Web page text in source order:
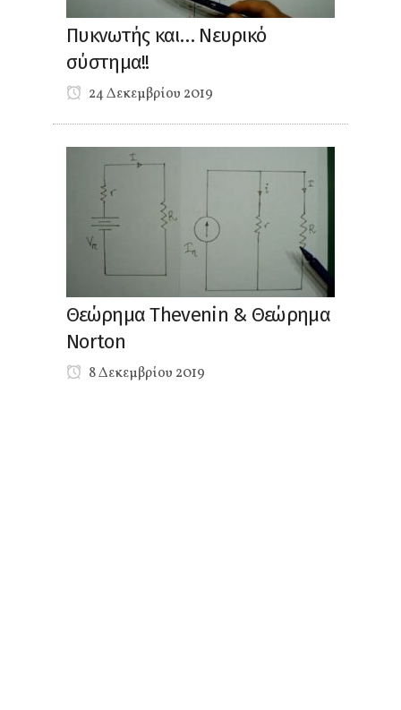
Πυκνωτής και… Νευρικό
σύστημα!!
24 Δεκεμβρίου 2019
Θεώρημα Thevenin & Θεώρημα
Norton
8 Δεκεμβρίου 2019